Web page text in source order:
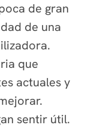
de gran
de una
que
actuales y
sentir útil.